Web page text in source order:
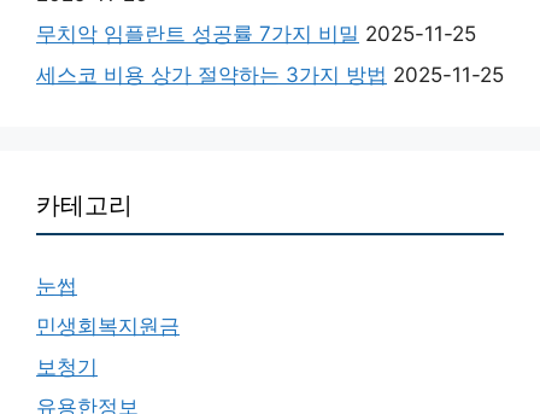
무치악 임플란트 성공률 7가지 비밀 2025-11-25
세스코 비용 상가 절약하는 3가지 방법 2025-11-25
카테고리
눈썹
민생회복지원금
보청기
유용한정보